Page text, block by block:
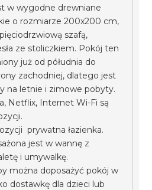
w wygodne drewniane
o rozmiarze 200x200 cm,
szafą,
ze stoliczkiem. Pokój ten
już od półudnia do
zachodniej, dlatego jest
na letnie i zimowe pobyty.
Netflix, Internet Wi-Fi są
prywatna łazienka.
jest w wannę z
i umywalkę.
można doposażyć pokój w
dostawkę dla dzieci lub